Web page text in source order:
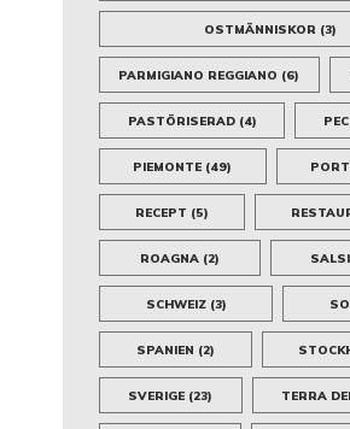
OSTMÄNNISKOR (3)
PARMIGIANO REGGIANO (6)
PASTÖRISERAD(4)
PIEMONTE (49)
RECEPT (5)
ROAGNA(2)
SCHWEIZ(3)
SPANIEN (2)
SVERIGE (23) TERRA